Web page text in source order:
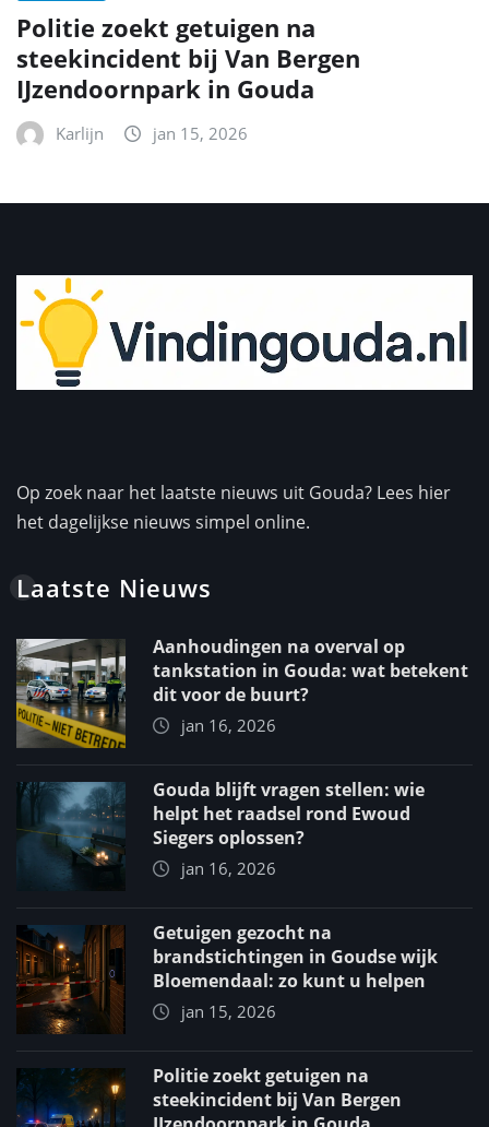
Politie zoekt getuigen na
steekincident bij Van Bergen
IJzendoornpark in Gouda
Karlijn jan 15, 2026
Op zoek naar het laatste nieuws uit Gouda? Lees hier
het dagelijkse nieuws simpel online.
Laatste Nieuws
Aanhoudingen na overval op
tankstation in Gouda: wat betekent
dit voor de buurt?
jan 16, 2026
Gouda blijft vragen stellen: wie
helpt het raadsel rond Ewoud
Siegers oplossen?
jan 16, 2026
Getuigen gezocht na
brandstichtingen in Goudse wijk
Bloemendaal: zo kunt u helpen
jan 15, 2026
Politie zoekt getuigen na
steekincident bij Van Bergen